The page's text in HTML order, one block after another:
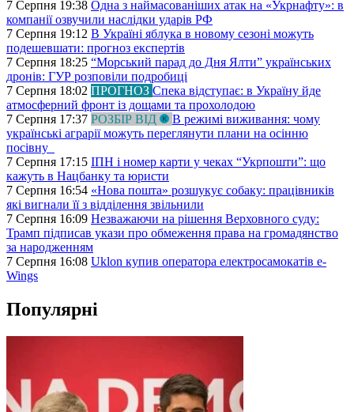
7 Серпня 19:38 Одна з наймасованіших атак на «Укрнафту»: в
компанії озвучили наслідки ударів РФ
7 Серпня 19:12 В Україні яблука в новому сезоні можуть
подешевшати: прогноз експертів
7 Серпня 18:25 “Морський парад до Дня Ялти” українських
дронів: ГУР розповіли подробиці
7 Серпня 18:02 ПРОГНОЗ Спека відступає: в Україну йде
атмосферний фронт із дощами та прохолодою
7 Серпня 17:37 РОЗБІР ВІД
В режимі виживання: чому
українські аграрії можуть переглянути плани на осінню
посівну
7 Серпня 17:15 ІПН і номер карти у чеках “Укрпошти”: що
кажуть в Нацбанку та юристи
7 Серпня 16:54 «Нова пошта» розшукує собаку: працівників
які вигнали її з відділення звільнили
7 Серпня 16:09 Незважаючи на рішення Верховного суду:
Трамп підписав укази про обмеження права на громадянство
за народженням
7 Серпня 16:08 Uklon купив оператора електросамокатів e-
Wings
Популярні